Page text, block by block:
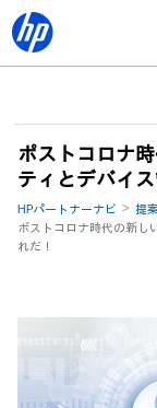
ポストコロナ
ティとデバイ
HPパートナーナビ 提
ポストコロナ時代の新し
れだ！